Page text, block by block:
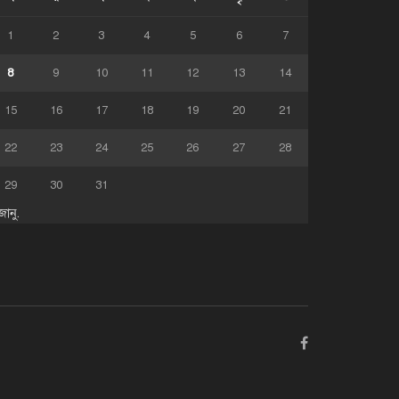
1 2 3 4 5 6 7
8 9 10 11 12 13 14
15 16 17 18 19 20 21
22 23 24 25 26 27 28
29 30 31